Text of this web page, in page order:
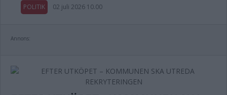
POLITIK 02 juli 2026 10.00
Annons: